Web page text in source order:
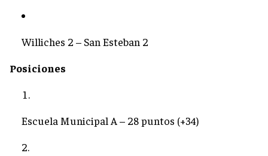
Williches 2 – San Esteban 2
Posiciones
Escuela Municipal A – 28 puntos (+34)